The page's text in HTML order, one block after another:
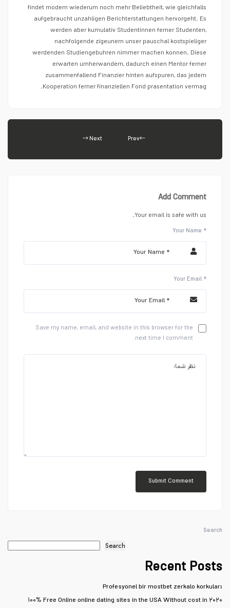
findet modern wiederum noch mehr Beliebtheit, wie gleichfalls
aufgebraucht unzahligen Berichterstattungen hervorgeht. Es
werden aber kumulativ Studentinnen ferner Studenten,
nachfolgende zigeunern unser pauschal kostspieliger
werdenden Studiengebuhren nimmer machen konnen. Diese
erwarten umherwandern, dadurch einen Mentor ferner
zusammenfallend Finanzier hinten aufspuren, das jedem
Kooperation ferner finanziellen Fond prasentation vermag.
Prev
Next
Add Comment
Your email is safe with us.
Your Name *
Your Email *
Save my name, email, and website in this browser for the
next time I comment.
Search
Search
Recent Posts
Profesyonel bir mostbet zerkalo korkuları
۱۰۰% Free Online online dating sites in the USA Without cost in ۲۰۲۰